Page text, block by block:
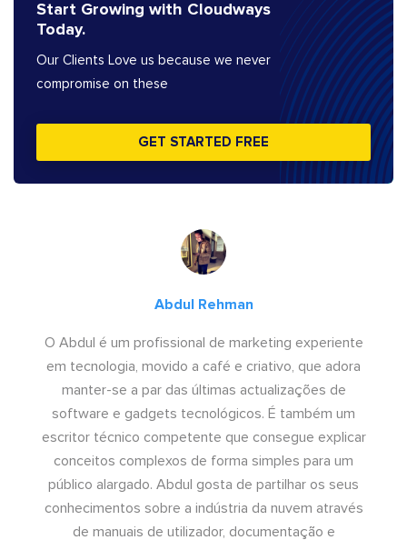
Start Growing with Cloudways
Today.
Our Clients Love us because we never
compromise on these
GET STARTED FREE
Abdul Rehman
O Abdul é um profissional de marketing experiente
em tecnologia, movido a café e criativo, que adora
manter-se a par das últimas actualizações de
software e gadgets tecnológicos. É também um
escritor técnico competente que consegue explicar
conceitos complexos de forma simples para um
público alargado. Abdul gosta de partilhar os seus
conhecimentos sobre a indústria da nuvem através
de manuais de utilizador, documentação e